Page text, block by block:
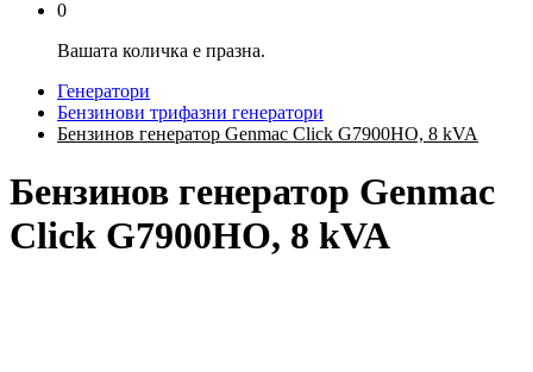
0
Вашата количка е празна.
Генератори
Бензинови трифазни генератори
Бензинов генератор Genmac Click G7900HO, 8 kVA
Бензинов генератор Genmac
Click G7900HO, 8 kVA